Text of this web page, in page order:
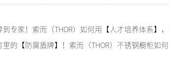
里的【防腐盾牌】！索而（THOR）不锈钢橱柜如